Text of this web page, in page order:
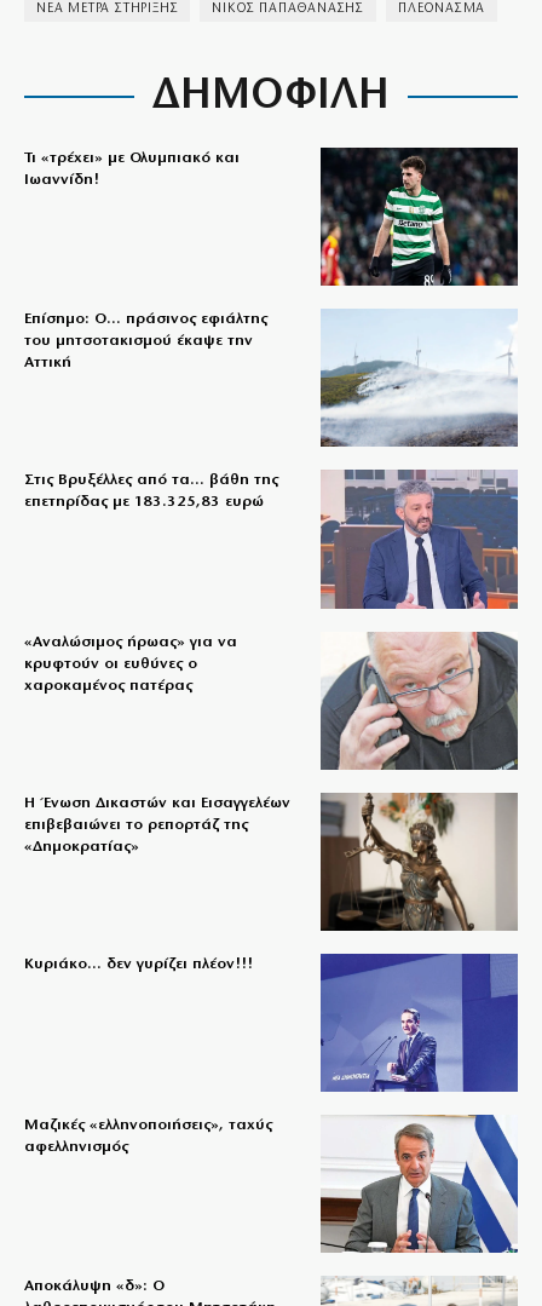
ΝΕΑ ΜΕΤΡΑ ΣΤΗΡΙΞΗΣ ΝΙΚΟΣ ΠΑΠΑΘΑΝΑΣΗΣ ΠΛΕΟΝΑΣΜΑ
ΔΗΜΟΦΙΛΗ
Τι «τρέχει» με Ολυμπιακό και
Ιωαννίδη!
Επίσημο: Ο… πράσινος εφιάλτης
του μητσοτακισμού έκαψε την
Αττική
Στις Βρυξέλλες από τα… βάθη της
επετηρίδας με 183.325,83 ευρώ
«Aναλώσιμος ήρωας» για να
κρυφτούν οι ευθύνες ο
χαροκαμένος πατέρας
Η Ένωση Δικαστών και Εισαγγελέων
επιβεβαιώνει το ρεπορτάζ της
«Δημοκρατίας»
Κυριάκο… δεν γυρίζει πλέον!!!
Μαζικές «ελληνοποιήσεις», ταχύς
αφελληνισμός
Αποκάλυψη «δ»: Ο